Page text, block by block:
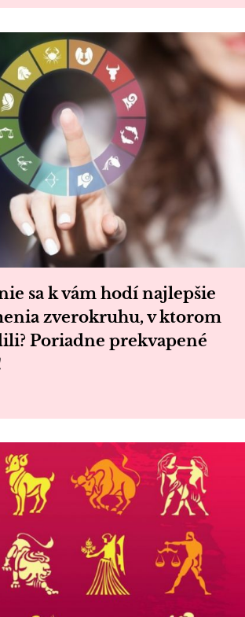
sa k vám hodí najlepšie
zverokruhu, v ktorom
Poriadne prekvapené